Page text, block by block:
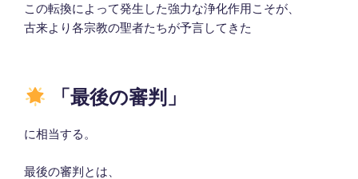
この転換によって発生した強力な浄化作用こそが、
古来より各宗教の聖者たちが予言してきた
「最後の審判」
に相当する。
最後の審判とは、